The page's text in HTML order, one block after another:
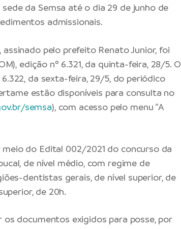
da Semsa até o dia 29 de junho de
admissionais.
pelo prefeito Renato Junior, foi
edição nº 6.321, da quinta-feira, 28/5. O
da sexta-feira, 29/5, do periódico
estão disponíveis para consulta no
semsa), com acesso pelo menu “A
do Edital 002/2021 do concurso da
de nível médio, com regime de
dentistas gerais, de nível superior, de
de 20h.
os documentos exigidos para posse, por